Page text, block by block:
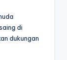
di
dukungan